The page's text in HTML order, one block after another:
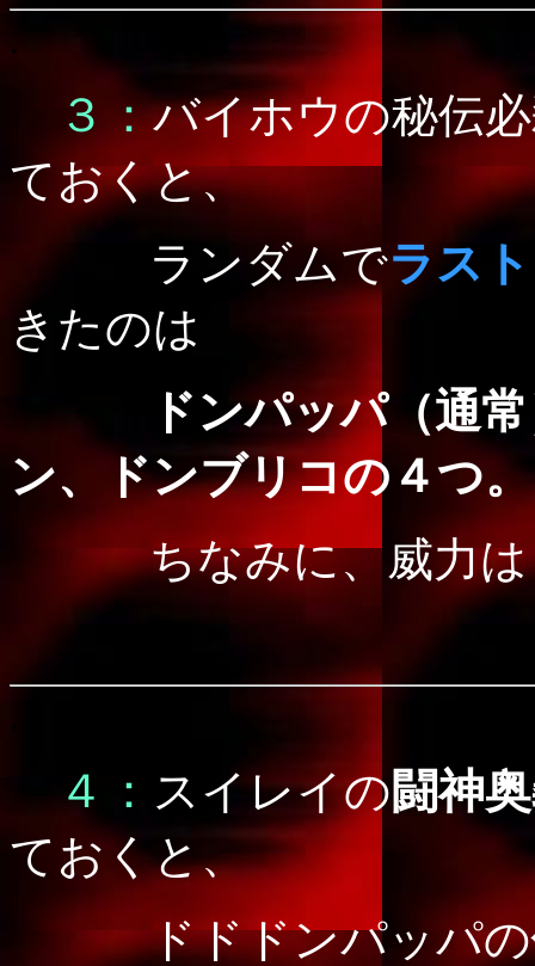
.
３：バイホウの秘伝
ておくと、
ランダムでラス
きたのは
ドンパッパ（通常）
ン、ドンブリコの４つ。
ちなみに、威力は
４： スイレイの闘神
ておくと、
ドドドンパッパの